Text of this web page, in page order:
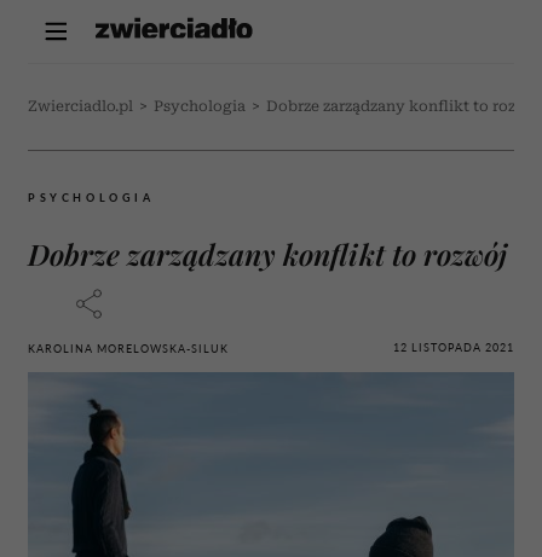
Zwierciadlo.pl > Psychologia > Dobrze zarządzany konflikt to rozwój
PSYCHOLOGIA
Dobrze zarządzany konflikt to rozwój
KAROLINA MORELOWSKA-SILUK 12 LISTOPADA 2021